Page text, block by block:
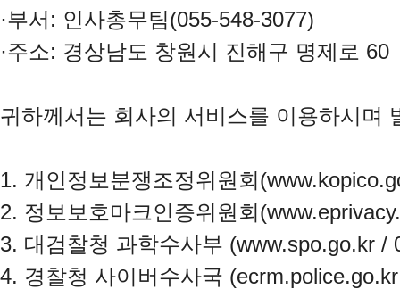
·부서: 인사총무팀(055-548-3077)
·주소: 경상남도 창원시 진해구 명제로 60
귀하께서는 회사의 서비스를 이용하시며
1. 개인정보분쟁조정위원회
2. 정보보호마크인증위원회
3. 대검찰청 과학수사부 (www.spo.go.kr /
4. 경찰청 사이버수사국